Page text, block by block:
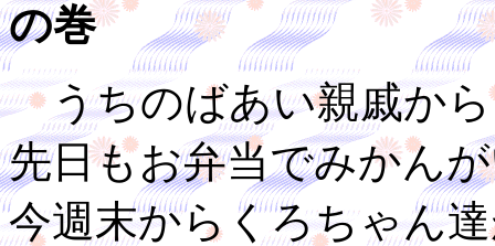
の巻
うちのばあい親戚から
先日もお弁当でみかん
今週末からくろちゃん